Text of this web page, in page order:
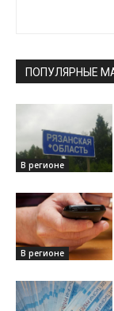
ПОПУЛЯРНЫЕ
В регионе
В регионе